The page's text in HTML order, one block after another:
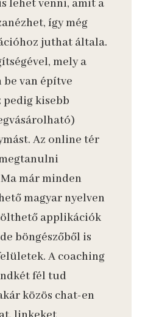
lehet venni, amit a
így még
juthat általa.
mely a
van építve
kisebb
Az online tér
már minden
magyar nyelven
applikációk
böngészőből is
A coaching
fél tud
közös chat-en